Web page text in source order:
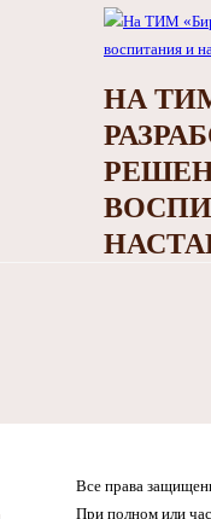
НА
Все права
При полном или